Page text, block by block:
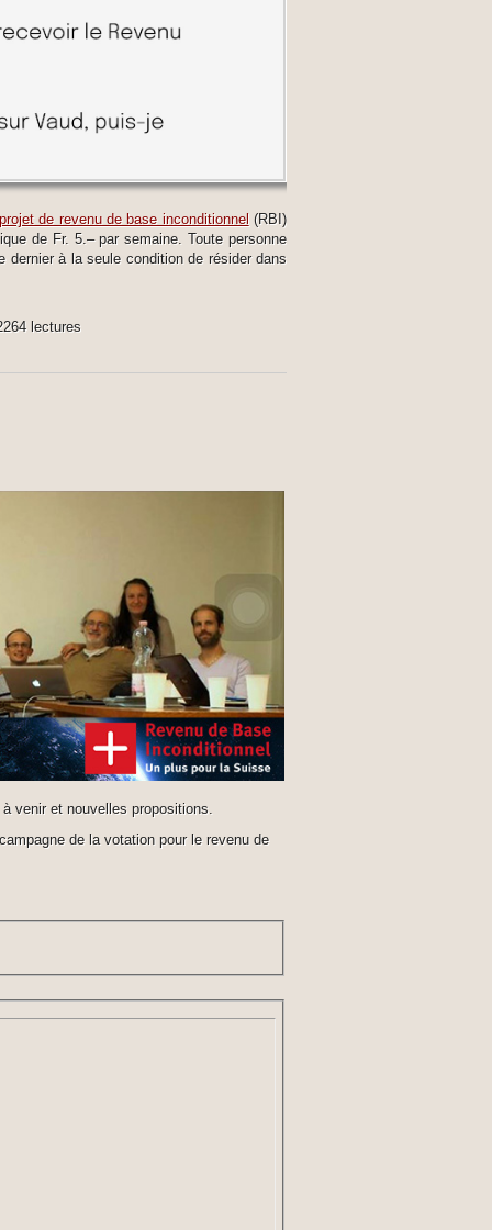
de revenu de base inconditionnel(RBI)
de Fr. 5.– par semaine. Toute personne
dernier à la seule condition de résider dans
lectures
venir et nouvelles propositions.
de la votation pour le revenu de